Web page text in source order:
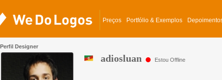
Preços Portfólio & Exemplos
adiosluan Estou Offline
Perfil Designer